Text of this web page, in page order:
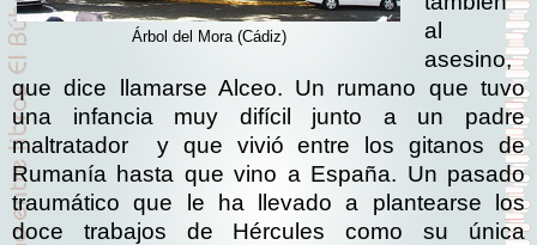
Árbol del Mora (Cádiz)
al
asesino,
que dice llamarse Alceo. Un rumano que tuvo
una infancia muy difícil junto a un padre
maltratador
y que vivió entre los gitanos de
Rumanía hasta que vino a España. Un pasado
traumático que le ha llevado a plantearse los
doce trabajos de Hércules como su única